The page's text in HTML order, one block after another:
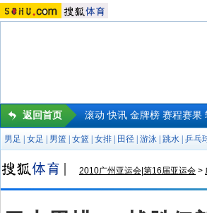
返回首页 滚动 快讯 金牌榜 赛程赛果
男足 女足 男篮 女篮 女排 田径 游泳 跳水 乒乓
2010广州亚运会|第16届亚运会 >